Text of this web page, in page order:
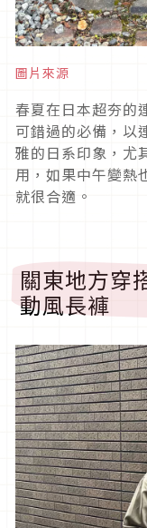
圖片來源
春夏在日本超夯的
可錯過的必備，以
雅的日系印象，尤
用，如果中午變熱
就很合適。
關東地方穿
動風長褲